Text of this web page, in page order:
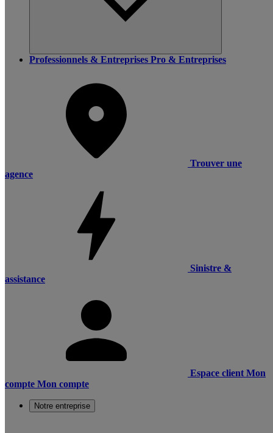
Professionnels & Entreprises Pro & Entreprises
Trouver une
agence
Sinistre &
assistance
Espace client Mon
compte Mon compte
Notre entreprise